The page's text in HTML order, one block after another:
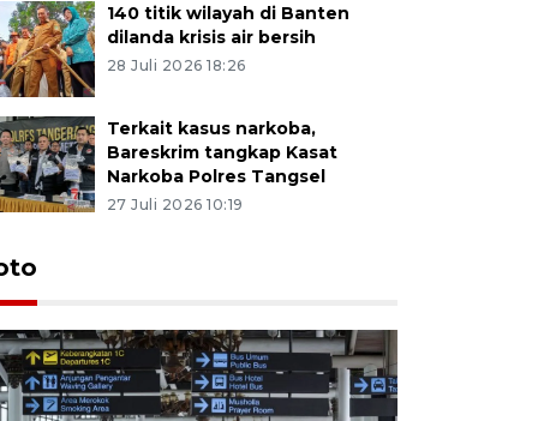
140 titik wilayah di Banten
dilanda krisis air bersih
28 Juli 2026 18:26
Terkait kasus narkoba,
Bareskrim tangkap Kasat
Narkoba Polres Tangsel
27 Juli 2026 10:19